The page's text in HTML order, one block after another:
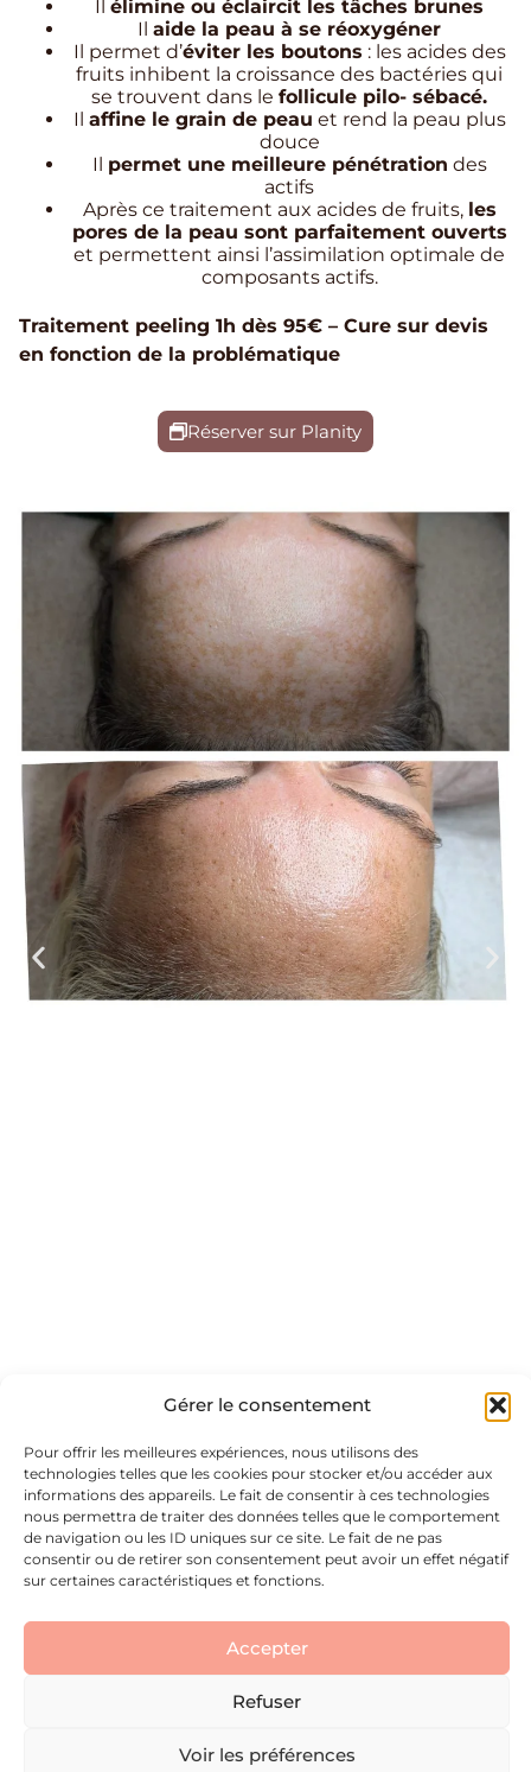
Gérer le consentement
Pour offrir les meilleures expériences, nous utilisons des
technologies telles que les cookies pour stocker et/ou accéder aux
informations des appareils. Le fait de consentir à ces technologies
nous permettra de traiter des données telles que le comportement
de navigation ou les ID uniques sur ce site. Le fait de ne pas
consentir ou de retirer son consentement peut avoir un effet négatif
sur certaines caractéristiques et fonctions.
Accepter
Refuser
Voir les préférences
Il élimine ou éclaircit les tâches brunes
Il aide la peau à se réoxygéner
Il permet d’éviter les boutons : les acides des
fruits inhibent la croissance des bactéries qui
se trouvent dans le follicule pilo- sébacé.
Il affine le grain de peau et rend la peau plus
douce
Il permet une meilleure pénétration des
actifs
Après ce traitement aux acides de fruits, les
pores de la peau sont parfaitement ouverts
et permettent ainsi l’assimilation optimale de
composants actifs.
Traitement peeling 1h dès 95€ – Cure sur devis
en fonction de la problématique
Réserver sur Planity
Accueil
Nous contacter
06 52 11 78 65
alexiaredakerato@gmail.com
11 Chem. de Mercadier
34530 Montagnac
© 2026- Alexia REDA - Tous
Macom360